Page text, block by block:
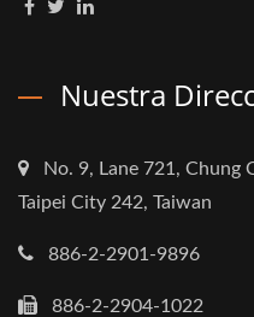
Nuestra
No. 9, Lane 721, Chung
Taipei City 242, Taiwan
886-2-2901-9896
886-2-2904-1022